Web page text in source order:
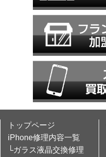
トップページ
iPhone修理内容一覧
└ガラス液晶交換修理